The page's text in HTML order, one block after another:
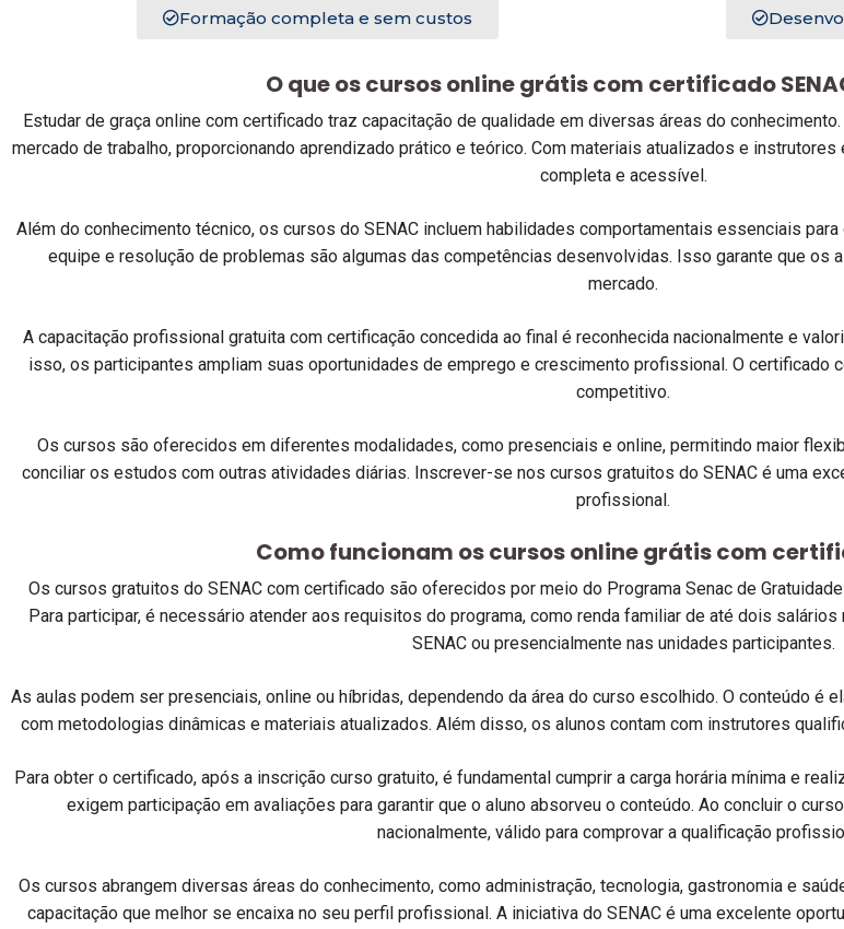
Formação completa e sem custos
O que os cursos online grátis com certificado
Estudar de graça online com certificado traz capacitação de qualidade em diversas áreas do
mercado de trabalho, proporcionando aprendizado prático e teórico. Com materiais atualizados e
completa e acessível.
Além do conhecimento técnico, os cursos do SENAC incluem habilidades comportamentais essenciais
equipe e resolução de problemas são algumas das competências desenvolvidas. Isso garante que os
mercado.
A capacitação profissional gratuita com certificação concedida ao final é reconhecida nacionalmente e
isso, os participantes ampliam suas oportunidades de emprego e crescimento profissional. O certificado
competitivo.
Os cursos são oferecidos em diferentes modalidades, como presenciais e online, permitindo maior
conciliar os estudos com outras atividades diárias. Inscrever-se nos cursos gratuitos do SENAC é uma
profissional.
Como funcionam os cursos online grátis com
Os cursos gratuitos do SENAC com certificado são oferecidos por meio do Programa Senac de
Para participar, é necessário atender aos requisitos do programa, como renda familiar de até dois
SENAC ou presencialmente nas unidades participantes.
As aulas podem ser presenciais, online ou híbridas, dependendo da área do curso escolhido. O conteúdo é
com metodologias dinâmicas e materiais atualizados. Além disso, os alunos contam com instrutores
Para obter o certificado, após a inscrição curso gratuito, é fundamental cumprir a carga horária mínima e
exigem participação em avaliações para garantir que o aluno absorveu o conteúdo. Ao concluir o
nacionalmente, válido para comprovar a qualificação
Os cursos abrangem diversas áreas do conhecimento, como administração, tecnologia, gastronomia e
capacitação que melhor se encaixa no seu perfil profissional. A iniciativa do SENAC é uma excelente